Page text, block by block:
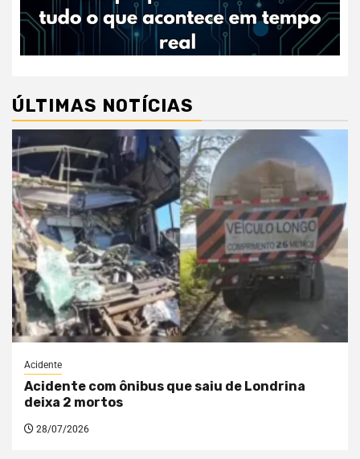
ÚLTIMAS NOTÍCIAS
Acidente
Acidente com ônibus que saiu de Londrina
deixa 2 mortos
28/07/2026